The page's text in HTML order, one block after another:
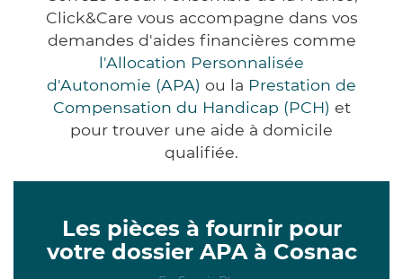
Click&Care vous accompagne dans vos
demandes d'aides financières comme
l'Allocation Personnalisée
d'Autonomie (APA) ou la Prestation de
Compensation du Handicap (PCH) et
pour trouver une aide à domicile
qualifiée.
Les pièces à fournir pour
votre dossier APA à Cosnac